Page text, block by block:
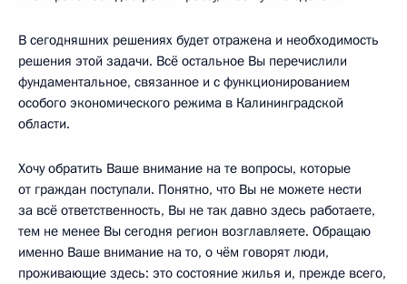
В сегодняшних решениях будет отражена и необходимость
решения этой задачи. Всё остальное Вы перечислили
фундаментальное, связанное и с функционированием
особого экономического режима в Калининградской
области.
Хочу обратить Ваше внимание на те вопросы, которые
от граждан поступали. Понятно, что Вы не можете нести
за всё ответственность, Вы не так давно здесь работаете,
тем не менее Вы сегодня регион возглавляете. Обращаю
именно Ваше внимание на то, о чём говорят люди,
проживающие здесь: это состояние жилья и, прежде всего,